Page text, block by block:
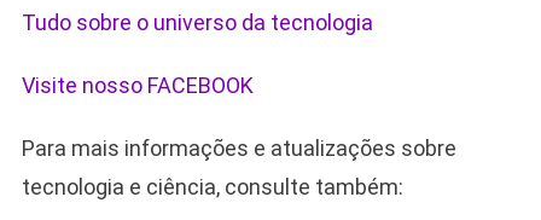
Tudo sobre o universo da tecnologia
Visite nosso FACEBOOK
Para mais informações e atualizações sobre
tecnologia e ciência, consulte também: